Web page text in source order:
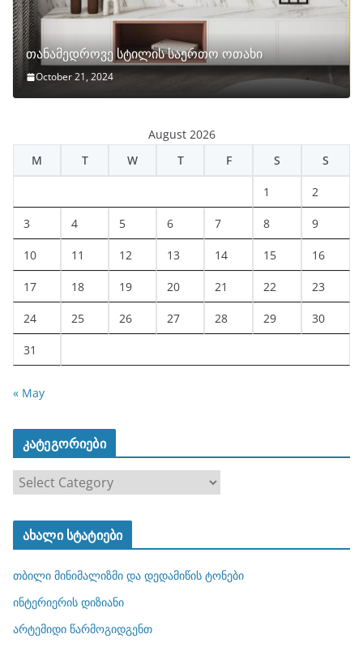
თანამედროვე სტილის საერთო ოთახი
October 21, 2024
August 2026
M
T W T F S S
1 2
3 4 5 6 7 8 9
10 11 12 13 14 15 16
17 18 19 20 21 22 23
24 25 26 27 28 29 30
31
« May
კატეგორიები
ტ
ო
რ
ახალი სტატიები
თბილი მინიმალიზმი და დედამიწის ტონები
ინტერიერის დიზიანი
არტემიდი წარმოგიდგენთ